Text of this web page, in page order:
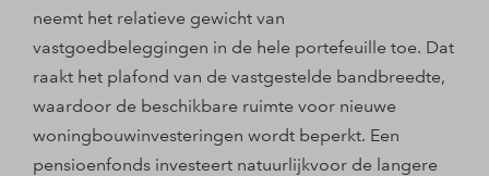
neemt het relatieve gewicht van
vastgoedbeleggingen in de hele portefeuille toe. Dat
raakt het plafond van de vastgestelde bandbreedte,
waardoor de beschikbare ruimte voor nieuwe
woningbouwinvesteringen wordt beperkt. Een
pensioenfonds investeert natuurlijkvoor de langere